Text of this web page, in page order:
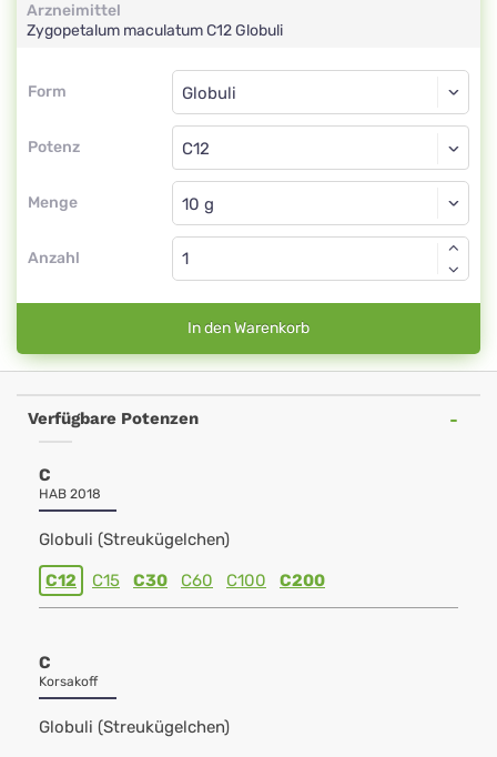
Arzneimittel
Zygopetalum maculatumC12Globuli
Form
Form
Potenz
Globuli
C12
Menge
Globuli
Anzahl
In den Warenkorb
Verfügbare Potenzen
C
HAB 2018
Globuli (Streukügelchen)
C12 C15 C30 C60 C100 C200
C
Korsakoff
Globuli (Streukügelchen)